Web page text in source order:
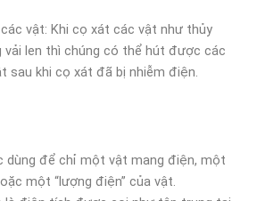
vật: Khi cọ xát các vật như thủy
vải len thì chúng có thể hút được các
sau khi cọ xát đã bị nhiễm điện.
dùng để chỉ một vật mang điện, một
một “lượng điện” của vật.